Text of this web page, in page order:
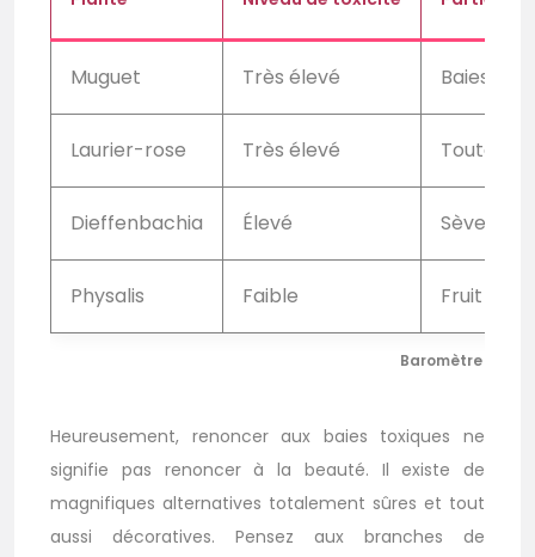
Baromètre de
Muguet Très élevé Baies,
Laurier-rose Très élevé Toute la
Dieffenbachia Élevé Sève,
Physalis Faible Fruit
Heureusement, renoncer aux baies toxiques ne
signifie pas renoncer à la beauté. Il existe de
magnifiques alternatives totalement sûres et tout
aussi décoratives. Pensez aux branches de